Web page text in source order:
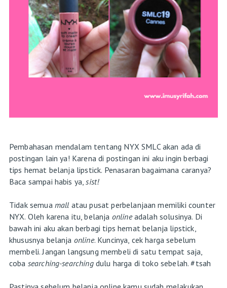
Pembahasan mendalam tentang NYX SMLC akan ada di
postingan lain ya! Karena di postingan ini aku ingin berbagi
tips hemat belanja lipstick. Penasaran bagaimana caranya?
Baca sampai habis ya,sist!
Tidak semua mall atau pusat perbelanjaan memiliki counter
NYX. Oleh karena itu, belanja onlineadalah solusinya. Di
bawah ini aku akan berbagi tips hemat belanja lipstick,
khususnya belanja online. Kuncinya, cek harga sebelum
membeli. Jangan langsung membeli di satu tempat saja,
coba searching-searching dulu harga di toko sebelah. #tsah